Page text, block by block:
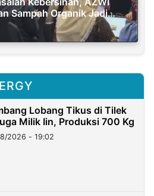
Sampah Organik Jadi
Lobang Tikus di Tilek
Milik Iin, Produksi 700 Kg
2026 - 19:02